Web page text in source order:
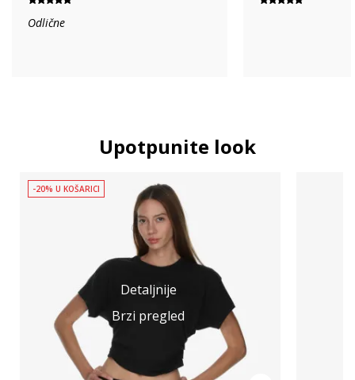
Odlične
Upotpunite look
Detaljnije
Brzi pregled
-20% U KOŠARICI